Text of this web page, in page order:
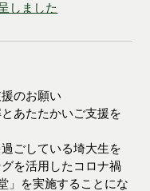
しました
のお願い
あたたかいご支援を
ごしている埼大生を
を活用したコロナ禍
」を実施することにな